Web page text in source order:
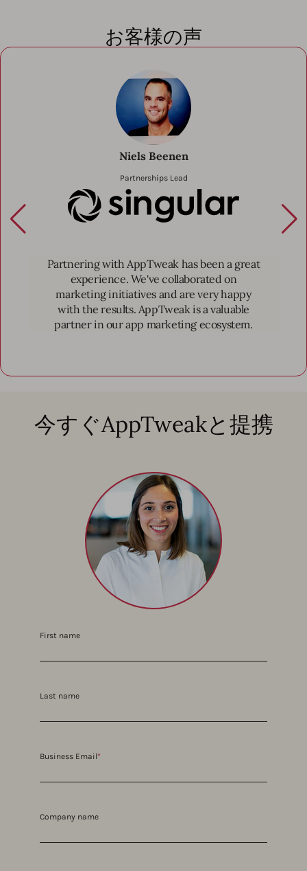
お客様の声
Niels Beenen
Partnerships Lead
(Partner)
Partnering with AppTweak has been a great
experience. We've collaborated on
marketing initiatives and are very happy
with the results. AppTweak is a valuable
partner in our app marketing ecosystem.
今すぐAppTweakと提携
First name
Last name
Business Email*
Company name